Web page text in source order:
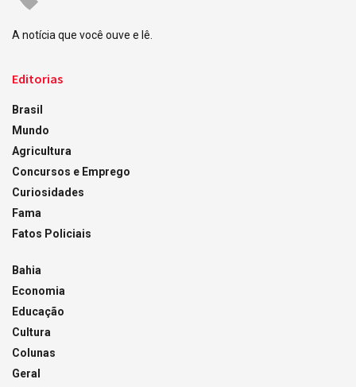
A notícia que você ouve e lê.
Editorias
Brasil
Mundo
Agricultura
Concursos e Emprego
Curiosidades
Fama
Fatos Policiais
Bahia
Economia
Educação
Cultura
Colunas
Geral